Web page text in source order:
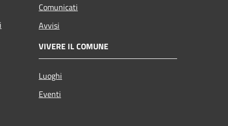
Comunicati
Avvisi
VIVERE IL COMUNE
Luoghi
Eventi